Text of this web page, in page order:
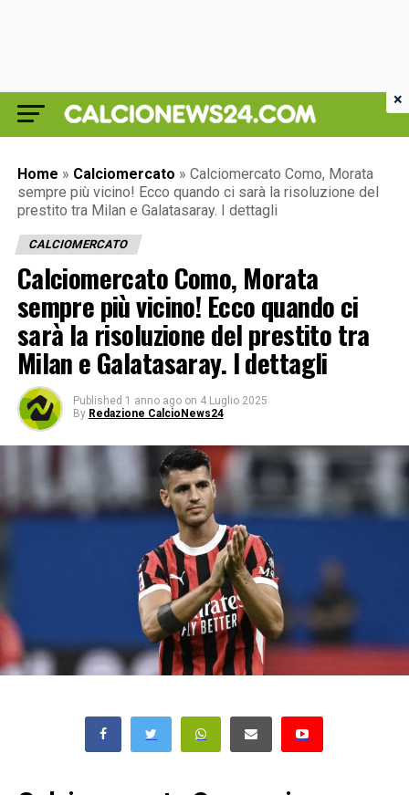
Home » Calciomercato » Calciomercato Como, Morata
sempre più vicino! Ecco quando ci sarà la risoluzione del
prestito tra Milan e Galatasaray. I dettagli
CALCIOMERCATO
Calciomercato Como, Morata
sempre più vicino! Ecco quando ci
sarà la risoluzione del prestito tra
Milan e Galatasaray. I dettagli
Published 1 anno ago on 4 Luglio 2025
By Redazione CalcioNews24
×